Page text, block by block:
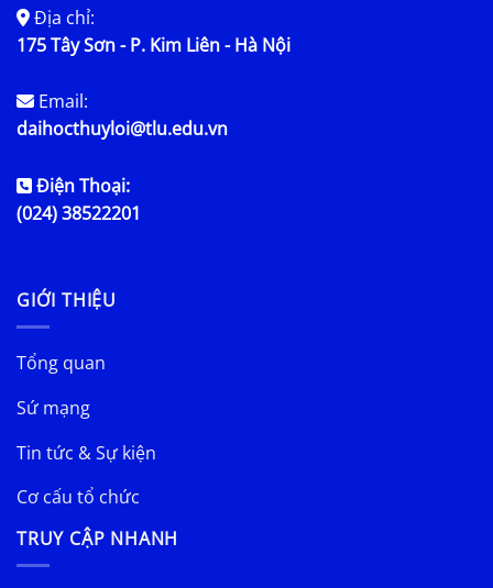
Địa chỉ:
175 Tây Sơn - P. Kim Liên - Hà Nội
Email:
daihocthuyloi@tlu.edu.vn
Điện Thoại:
(024) 38522201
GIỚI THIỆU
Tổng quan
Sứ mạng
Tin tức & Sự kiện
Cơ cấu tổ chức
TRUY CẬP NHANH